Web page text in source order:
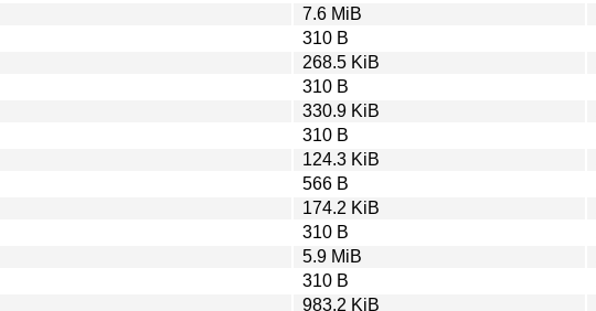
7.6 MiB
310 B
268.5 KiB
310 B
330.9 KiB
310 B
124.3 KiB
566 B
174.2 KiB
310 B
5.9 MiB
310 B
983.2 KiB